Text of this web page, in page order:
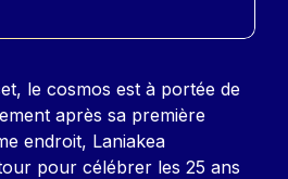
le cosmos est à portée de
après sa première
endroit, Laniakea
pour célébrer les 25 ans